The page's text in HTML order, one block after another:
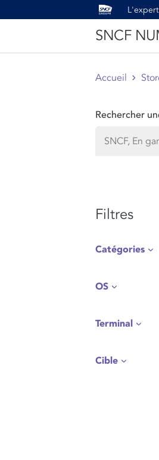
SNCF
Accueil
Rechercher
Filtres
Catégories
OS
Terminal
Cible